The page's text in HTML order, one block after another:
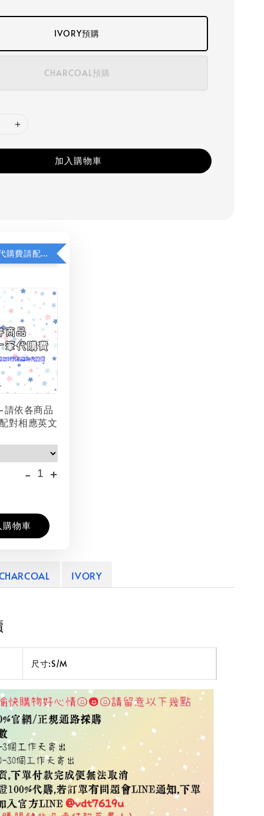
IVORY預購
CHARCOAL預購
加入購物車
若顯示未含代購費請配對加購(未加購視同無效訂單)
依各商品
對相應英文
- +
購物車
IVORY
尺寸:S/M